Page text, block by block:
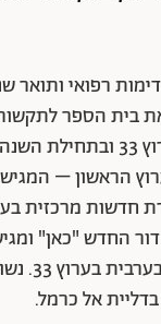
רפואי ותואר
את בית הספר
התחילה להגיש בערוץ 33
הראשון –
חדשות מרכזית
החדש "כאן"
החדשות
אל כרמל.